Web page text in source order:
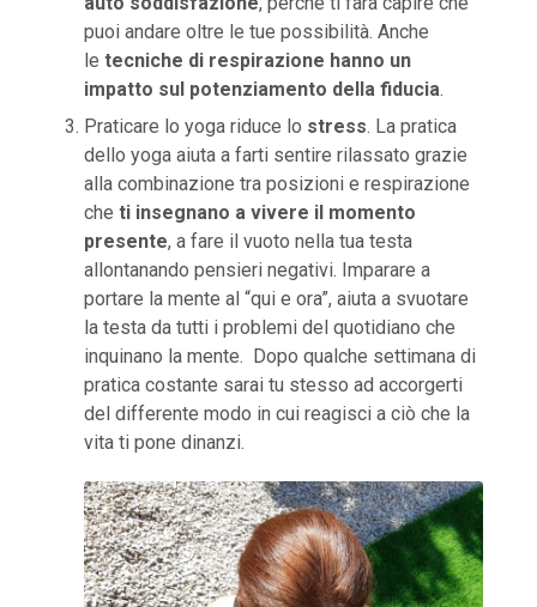
puoi andare oltre le tue possibilità. Anche
le tecniche di respirazione hanno un
impatto sul potenziamento della fiducia.
Praticare lo yoga riduce lo stress. La pratica
dello yoga aiuta a farti sentire rilassato grazie
alla combinazione tra posizioni e respirazione
che ti insegnano a vivere il momento
presente, a fare il vuoto nella tua testa
allontanando pensieri negativi. Imparare a
portare la mente al “qui e ora”, aiuta a svuotare
la testa da tutti i problemi del quotidiano che
inquinano la mente. Dopo qualche settimana di
pratica costante sarai tu stesso ad accorgerti
del differente modo in cui reagisci a ciò che la
vita ti pone dinanzi.